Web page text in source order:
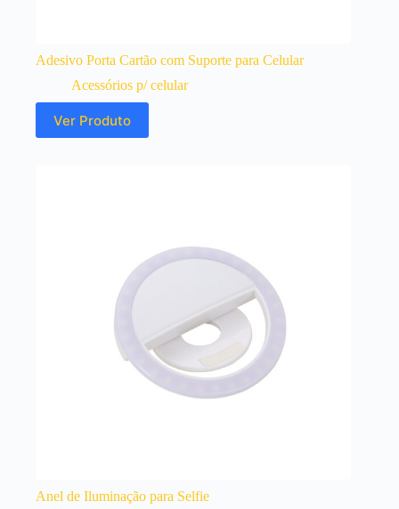
Adesivo Porta Cartão com Suporte para Celular
Acessórios p/ celular
Ver Produto
Anel de Iluminação para Selfie